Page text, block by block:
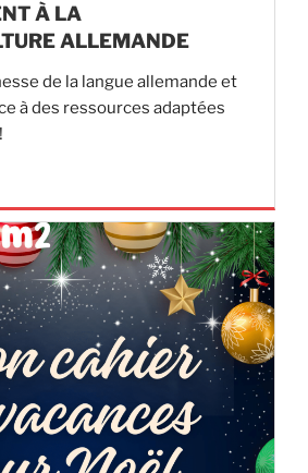
À LA
ALLEMANDE
de la langue allemande et
à des ressources adaptées